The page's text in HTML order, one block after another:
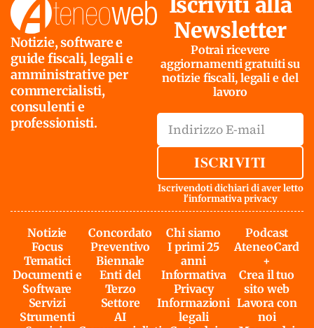
Notizie, software e
guide fiscali, legali e
amministrative per
commercialisti,
consulenti e
professionisti.
Newsletter
Potrai ricevere
aggiornamenti gratuiti su
notizie fiscali, legali e del
lavoro
ISCRIVITI
Iscrivendoti dichiari di aver letto
l'informativa privacy
Notizie
Focus
Tematici
Documenti e
Software
Servizi
Strumenti
Concordato
Preventivo
Biennale
Enti del
Terzo
Settore
AI
Chi siamo
I primi 25
anni
Informativa
Privacy
Informazioni
legali
Podcast
AteneoCard
+
Crea il tuo
sito web
Lavora con
noi